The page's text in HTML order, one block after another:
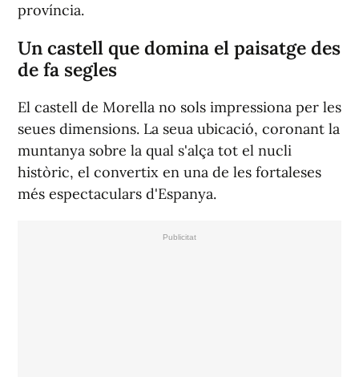
província.
Un castell que domina el paisatge des
de fa segles
El castell de Morella no sols impressiona per les
seues dimensions. La seua ubicació, coronant la
muntanya sobre la qual s'alça tot el nucli
històric, el convertix en una de les fortaleses
més espectaculars d'Espanya.